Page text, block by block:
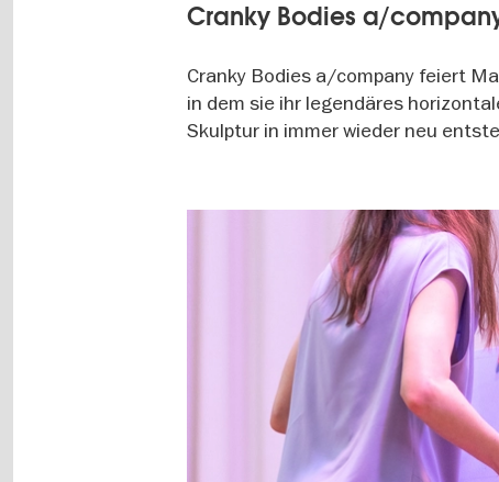
Cranky Bodies a/
Cranky Bodies a/company feiert
in dem sie ihr legendäres
Skulptur in immer wieder neu